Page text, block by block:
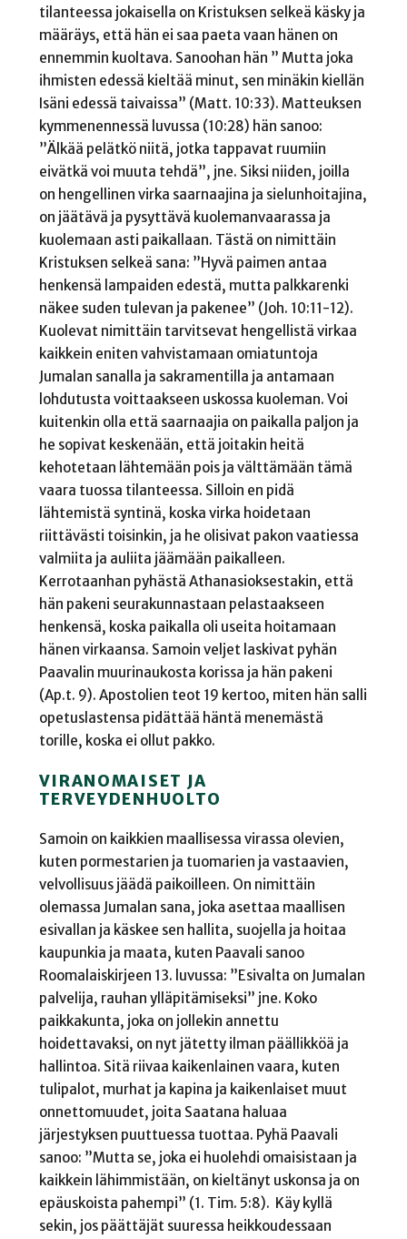
tilanteessa jokaisella on Kristuksen selkeä käsky ja
määräys, että hän ei saa paeta vaan hänen on
ennemmin kuoltava. Sanoohan hän ” Mutta joka
ihmisten edessä kieltää minut, sen minäkin kiellän
Isäni edessä taivaissa” (Matt. 10:33). Matteuksen
kymmenennessä luvussa (10:28) hän sanoo:
”Älkää pelätkö niitä, jotka tappavat ruumiin
eivätkä voi muuta tehdä”, jne. Siksi niiden, joilla
on hengellinen virka saarnaajina ja sielunhoitajina,
on jäätävä ja pysyttävä kuolemanvaarassa ja
kuolemaan asti paikallaan. Tästä on nimittäin
Kristuksen selkeä sana: ”Hyvä paimen antaa
henkensä lampaiden edestä, mutta palkkarenki
näkee suden tulevan ja pakenee” (Joh. 10:11-12).
Kuolevat nimittäin tarvitsevat hengellistä virkaa
kaikkein eniten vahvistamaan omiatuntoja
Jumalan sanalla ja sakramentilla ja antamaan
lohdutusta voittaakseen uskossa kuoleman. Voi
kuitenkin olla että saarnaajia on paikalla paljon ja
he sopivat keskenään, että joitakin heitä
kehotetaan lähtemään pois ja välttämään tämä
vaara tuossa tilanteessa. Silloin en pidä
lähtemistä syntinä, koska virka hoidetaan
riittävästi toisinkin, ja he olisivat pakon vaatiessa
valmiita ja auliita jäämään paikalleen.
Kerrotaanhan pyhästä Athanasioksestakin, että
hän pakeni seurakunnastaan pelastaakseen
henkensä, koska paikalla oli useita hoitamaan
hänen virkaansa. Samoin veljet laskivat pyhän
Paavalin muurinaukosta korissa ja hän pakeni
(Ap.t. 9). Apostolien teot 19 kertoo, miten hän salli
opetuslastensa pidättää häntä menemästä
torille, koska ei ollut pakko.
VIRANOMAISET JA
TERVEYDENHUOLTO
Samoin on kaikkien maallisessa virassa olevien,
kuten pormestarien ja tuomarien ja vastaavien,
velvollisuus jäädä paikoilleen. On nimittäin
olemassa Jumalan sana, joka asettaa maallisen
esivallan ja käskee sen hallita, suojella ja hoitaa
kaupunkia ja maata, kuten Paavali sanoo
Roomalaiskirjeen 13. luvussa: ”Esivalta on Jumalan
palvelija, rauhan ylläpitämiseksi” jne. Koko
paikkakunta, joka on jollekin annettu
hoidettavaksi, on nyt jätetty ilman päällikköä ja
hallintoa. Sitä riivaa kaikenlainen vaara, kuten
tulipalot, murhat ja kapina ja kaikenlaiset muut
onnettomuudet, joita Saatana haluaa
järjestyksen puuttuessa tuottaa. Pyhä Paavali
sanoo: ”Mutta se, joka ei huolehdi omaisistaan ja
kaikkein lähimmistään, on kieltänyt uskonsa ja on
epäuskoista pahempi” (1. Tim. 5:8). Käy kyllä
sekin, jos päättäjät suuressa heikkoudessaan